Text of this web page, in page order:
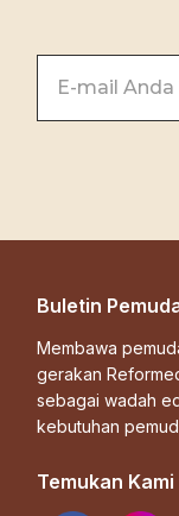
Buletin
Membawa
gerakan
sebagai wadah
kebutuhan
Temukan Kami